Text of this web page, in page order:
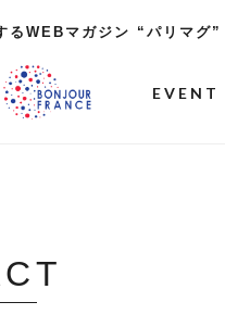
るWEBマガジン “パリマグ”
EVENT